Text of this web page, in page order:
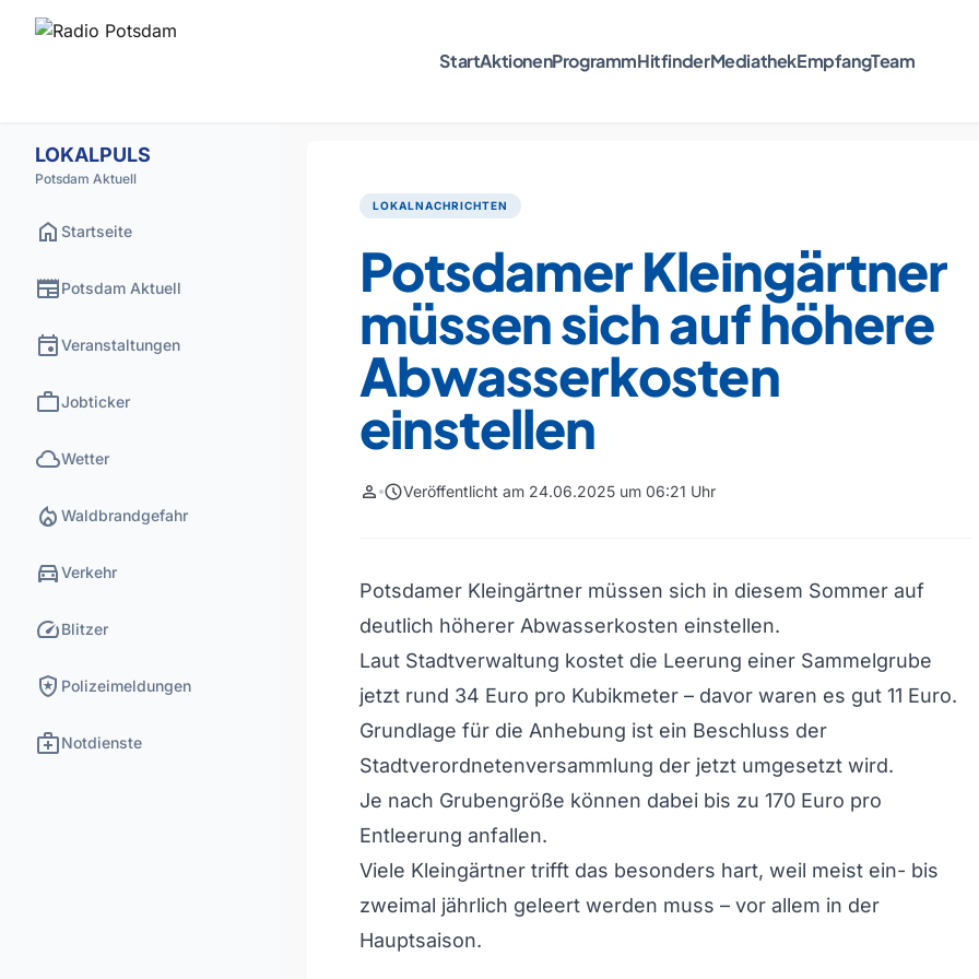
StartAktionenProgrammHitfinderMediathekEmpfangTeam
LOKALPULS
Potsdam Aktuell
home Startseite
newspaperPotsdam Aktuell
eventVeranstaltungen
workJobticker
cloudWetter
local_fire_department Waldbrandgefahr
directions_carVerkehr
speedBlitzer
local_police Polizeimeldungen
medical_servicesNotdienste
LOKALNACHRICHTEN
Potsdamer Kleingärtner
müssen sich auf höhere
Abwasserkosten
einstellen
person scheduleVeröffentlicht am 24.06.2025 um 06:21 Uhr
Potsdamer Kleingärtner müssen sich in diesem Sommer auf
deutlich höherer Abwasserkosten einstellen.
Laut Stadtverwaltung kostet die Leerung einer Sammelgrube
jetzt rund 34 Euro pro Kubikmeter – davor waren es gut 11 Euro.
Grundlage für die Anhebung ist ein Beschluss der
Stadtverordnetenversammlung der jetzt umgesetzt wird.
Je nach Grubengröße können dabei bis zu 170 Euro pro
Entleerung anfallen.
Viele Kleingärtner trifft das besonders hart, weil meist ein- bis
zweimal jährlich geleert werden muss – vor allem in der
Hauptsaison.